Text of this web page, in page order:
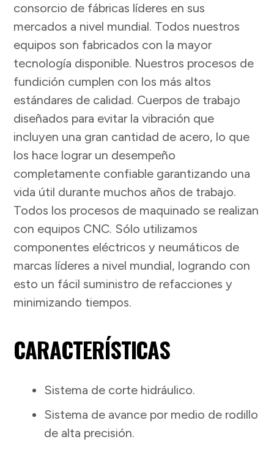
consorcio de fábricas líderes en sus
mercados a nivel mundial. Todos nuestros
equipos son fabricados con la mayor
tecnología disponible. Nuestros procesos de
fundición cumplen con los más altos
estándares de calidad. Cuerpos de trabajo
diseñados para evitar la vibración que
incluyen una gran cantidad de acero, lo que
los hace lograr un desempeño
completamente confiable garantizando una
vida útil durante muchos años de trabajo.
Todos los procesos de maquinado se realizan
con equipos CNC. Sólo utilizamos
componentes eléctricos y neumáticos de
marcas líderes a nivel mundial, logrando con
esto un fácil suministro de refacciones y
minimizando tiempos.
CARACTERÍSTICAS
Sistema de corte hidráulico.
Sistema de avance por medio de rodillo
de alta precisión.